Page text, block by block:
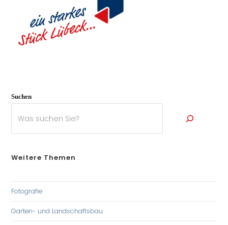
Suchen
Weitere Themen
Fotografie
Garten- und Landschaftsbau